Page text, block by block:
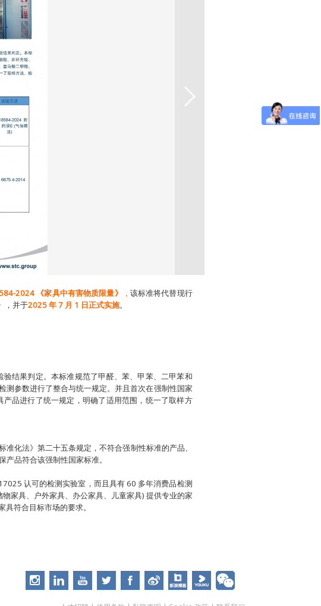
2024 《家具中有害物质限量》 ， 该标准将代替现行
，并于2025年7 月 1 日正式实施。
结果判定。本标准规范了甲醛、苯、甲苯、二甲苯和
测参数进行了整合与统一规定。并且首次在强制性国家
品进行了统一规定，明确了适用范围，统一了取样方
化法》第二十五条规定，不符合强制性标准的产品、
品符合该强制性国家标准。
认可的检测实验室，而且具有 60 多年消费品检测
家具、户外家具、办公家具、儿童家具) 提供专业的家
符合目标市场的要求。